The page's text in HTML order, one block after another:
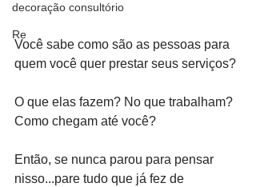
decoração consultório
Re
Você sabe como são as pessoas para
quem você quer prestar seus serviços?
O que elas fazem? No que trabalham?
Como chegam até você?
Então, se nunca parou para pensar
nisso...pare tudo que já fez de